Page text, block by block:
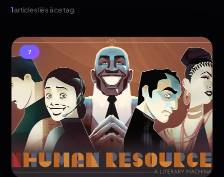
1articles liés à ce tag.
7